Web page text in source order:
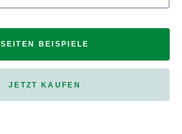
SEITEN BEISPIELE
JETZT KAUFEN